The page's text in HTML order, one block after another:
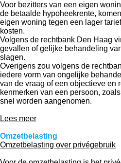
Voor bezitters van een eigen
de betaalde hypoheekrente,
eigen woning tegen een lager
kosten.
Volgens de rechtbank Den Haag
gevallen of gelijke behandeling
slagen.
Overigens zou volgens de
iedere vorm van ongelijke
van de vraag of een objectieve en
kenmerken van een persoon,
snel worden aangenomen.
Lees meer
Omzetbelasting
Omzetbelasting over privégebruik